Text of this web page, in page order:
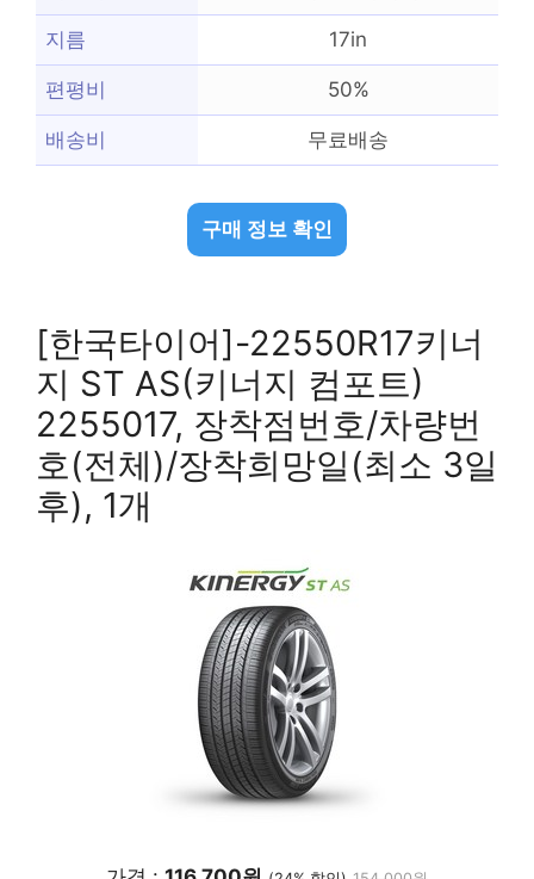
지름 17in
편평비 50%
배송비 무료배송
구매 정보 확인
[한국타이어]-22550R17키너
지 ST AS(키너지 컴포트)
2255017, 장착점번호/차량번
호(전체)/장착희망일(최소 3일
후), 1개